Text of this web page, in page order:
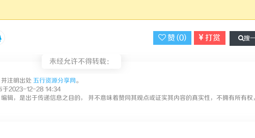
赞 (0) 打赏 搜
未经允许不得转载：
并注明出处 五行资源分享网。
于2023-12-28 14:34
辑，是出于传递信息之目的， 并不意味着赞同其观点或证实其内容的真实性，不拥有所有权